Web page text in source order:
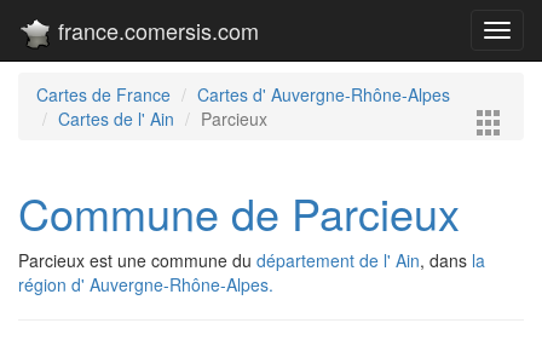
france.comersis.com
Cartes de France
Cartes d' Auvergne-Rhône-Alpes
Cartes de l' Ain
Parcieux
Commune de Parcieux
Parcieux est une commune du département de l' Ain, dans la
région d' Auvergne-Rhône-Alpes.